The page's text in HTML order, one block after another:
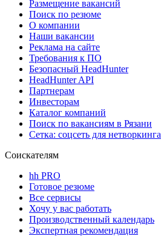
Размещение вакансий
Поиск по резюме
О компании
Наши вакансии
Реклама на сайте
Требования к ПО
Безопасный HeadHunter
HeadHunter API
Партнерам
Инвесторам
Каталог компаний
Поиск по вакансиям в Рязани
Сетка: соцсеть для нетворкинга
Соискателям
hh PRO
Готовое резюме
Все сервисы
Хочу у вас работать
Производственный календарь
Экспертная рекомендация